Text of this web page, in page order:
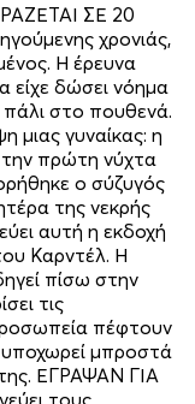
ΣΕ 20
χρονιάς,
Η έρευνα
είχε δώσει νόημα
στο πουθενά.
μιας γυναίκας: η
πρώτη νύχτα
ο σύζυγός
της νεκρής
αυτή η εκδοχή
Καρντέλ. Η
πίσω στην
τις
πέφτουν
μπροστά
ΕΓΡΑΨΑΝ ΓΙΑ
τους